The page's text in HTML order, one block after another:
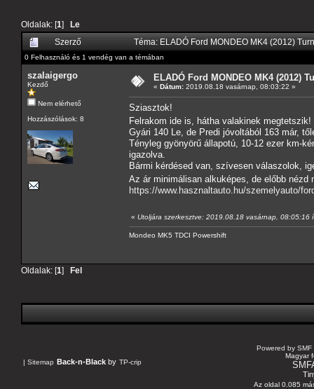
Oldalak: [1] Le
Szerző
Téma: ELADÓ Ford MONDEO MK4 (2012)
0 Felhasználó és 1 vendég van a témában
szalaigergo
Kezdő
Nem elérhető
Hozzászólások: 8
ELADÓ Ford MONDEO MK4 (2012)
« Dátum: 2019.08.18 vasárnap, 08:03:22 »
Sziasztok!
Felrakom ide is, hátha valakinek megtetszik!
Gyári 140 Le, de Predi jóvoltából 163 már,
Tényleg gyönyörű állapotú, 10-12 ezer km-
igazolva.
Bármi kérdésed van, szívesen válaszolok,
Az ár minimálisan alkuképes, de előbb
https://www.hasznaltauto.hu/szemelyauto/
« Utoljára szerkesztve: 2019.08.18 vasárnap, 08:05:16
Mondeo MK5 TDCI Powershift
Oldalak: [1] Fel
| Sitemap Back-n-Black by TP-crip
Powered by SMF
Magyar
Az oldal 0.085